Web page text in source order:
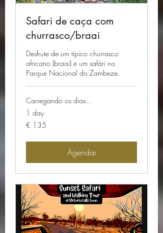
Safari de caça com
churrasco/braai
Desfrute de um típico churrasco
africano (braai) e um safári no
Parque Nacional do Zambeze.
Carregando os dias...
1 day
135
Euros
€ 135
Agendar